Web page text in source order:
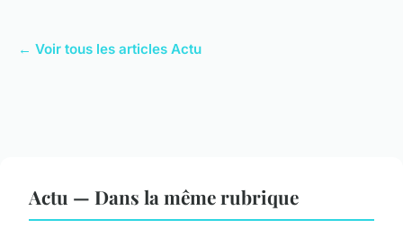
← Voir tous les articles Actu
Actu — Dans la même rubrique